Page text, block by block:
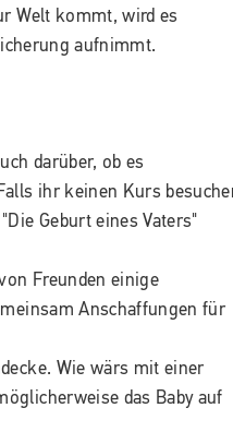
Welt kommt, wird es
aufnimmt.
darüber, ob es
ihr keinen Kurs
Geburt eines Vaters"
Freunden einige
Anschaffungen für
Wie wärs mit einer
das Baby auf